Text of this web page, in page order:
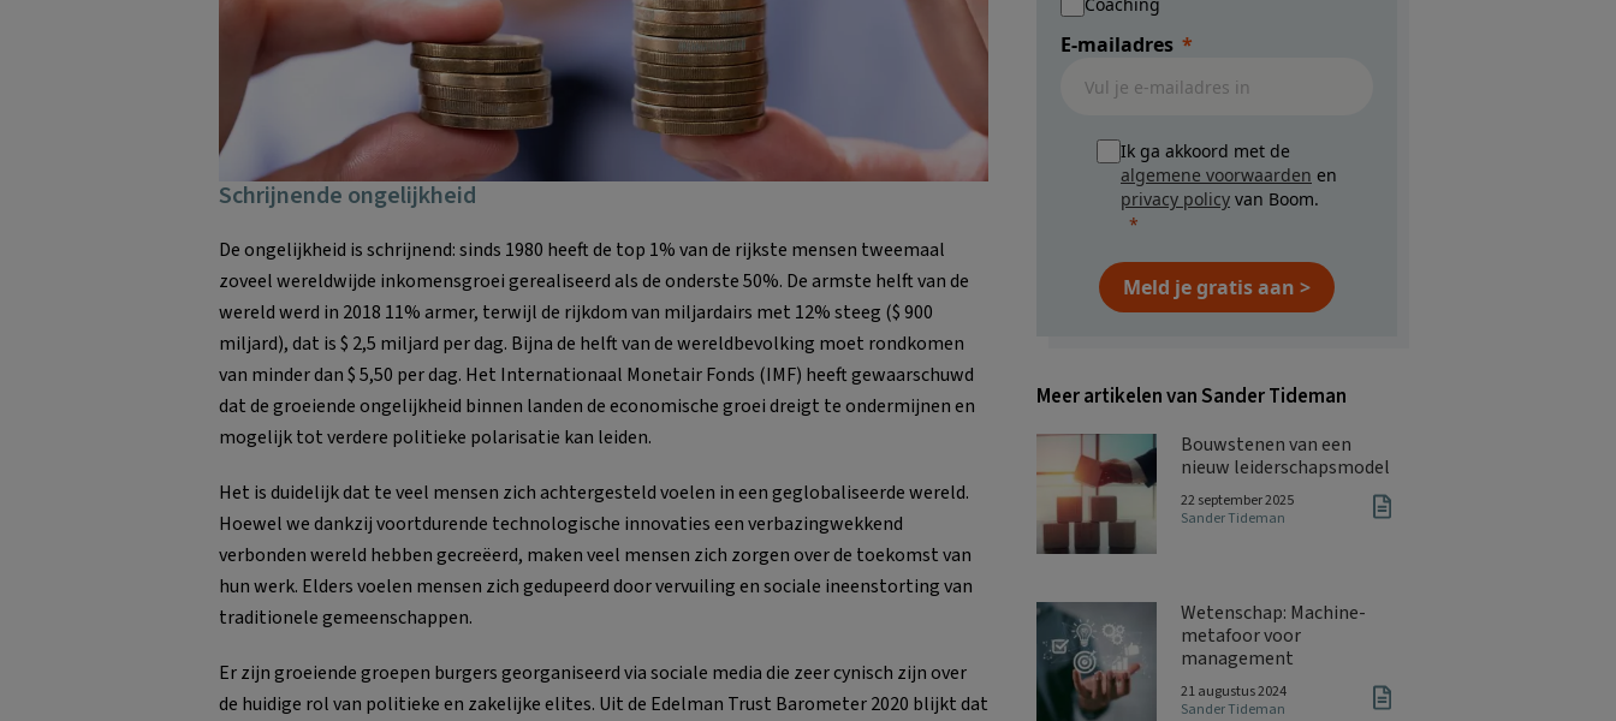
Schrijnende ongelijkheid
De ongelijkheid is schrijnend: sinds 1980 heeft de top 1% van de rijkste mensen tweemaal
zoveel wereldwijde inkomensgroei gerealiseerd als de onderste 50%. De armste helft van de
wereld werd in 2018 11% armer, terwijl de rijkdom van miljardairs met 12% steeg ($ 900
miljard), dat is $ 2,5 miljard per dag. Bijna de helft van de wereldbevolking moet rondkomen
van minder dan $ 5,50 per dag. Het Internationaal Monetair Fonds (IMF) heeft gewaarschuwd
dat de groeiende ongelijkheid binnen landen de economische groei dreigt te ondermijnen en
mogelijk tot verdere politieke polarisatie kan leiden.
Het is duidelijk dat te veel mensen zich achtergesteld voelen in een geglobaliseerde wereld.
Hoewel we dankzij voortdurende technologische innovaties een verbazingwekkend
verbonden wereld hebben gecreëerd, maken veel mensen zich zorgen over de toekomst van
hun werk. Elders voelen mensen zich gedupeerd door vervuiling en sociale ineenstorting van
traditionele gemeenschappen.
Er zijn groeiende groepen burgers georganiseerd via sociale media die zeer cynisch zijn over
de huidige rol van politieke en zakelijke elites. Uit de Edelman Trust Barometer 2020 blijkt dat
E-mailadres
Ik ga akkoord met de
algemene voorwaarden en
privacy policy van Boom.
Meld je gratis aan >
Meer artikelen van Sander Tideman
Bouwstenen van een
nieuw leiderschapsmodel
22 september 2025
Sander Tideman
Wetenschap: Machine-
metafoor voor
management
21 augustus 2024
Sander Tideman